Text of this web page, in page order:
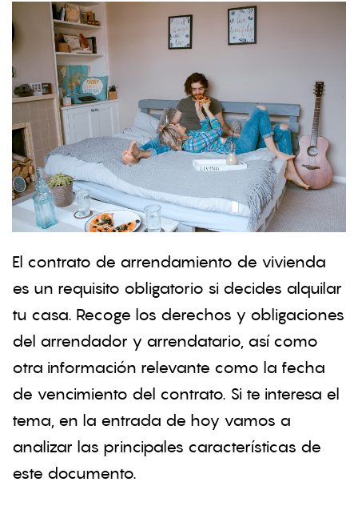
El contrato de arrendamiento de vivienda
es un requisito obligatorio si decides alquilar
tu casa. Recoge los derechos y obligaciones
del arrendador y arrendatario, así como
otra información relevante como la fecha
de vencimiento del contrato. Si te interesa el
tema, en la entrada de hoy vamos a
analizar las principales características de
este documento.